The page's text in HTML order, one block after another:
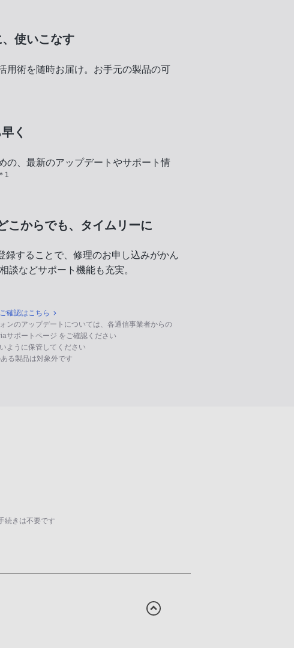
使いこなす
用術を随時お届け。お手元の製品の可
く
の、最新のアップデートやサポート情
＊1
こからでも、 タイムリーに
録することで、修理のお申し込みがかん
談などサポート機能も充実。
ご確認はこちら
ンのアップデートについては、各通信事業者からの
サポートページ をご確認ください
ように保管してください
る製品は対象外です
続きは不要です